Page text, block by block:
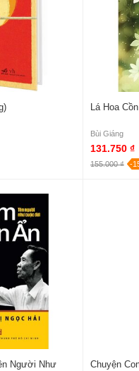
Lá Hoa Cồn
Bùi Giáng
131.750 ₫
155.000 ₫ -
Người Như
Chuyện